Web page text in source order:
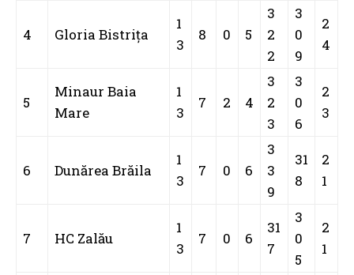
4 Gloria Bistrița
1
3
8 0 5
3
2
2
3
0
9
2
4
5
Minaur Baia
Mare
1
3
7 2 4
3
2
3
3
0
6
2
3
6 Dunărea Brăila
1
3
7 0 6
3
3
9
31
8
2
1
7 HC Zalău
1
3
7 0 6
31
7
3
0
5
2
1